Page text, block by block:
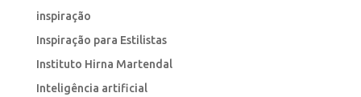
inspiração
Inspiração para Estilistas
Instituto Hirna Martendal
Inteligência artificial